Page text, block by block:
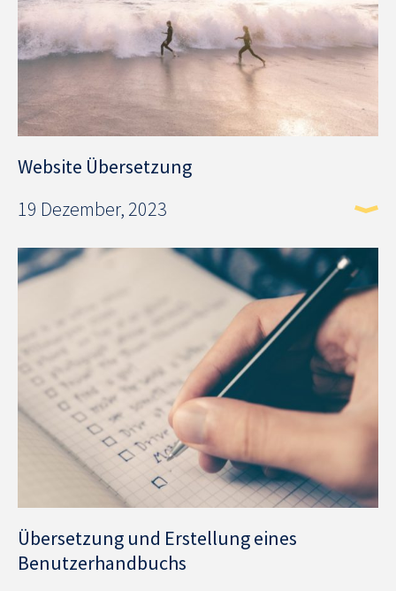
Website Übersetzung
19 Dezember, 2023
Übersetzung und Erstellung eines
Benutzerhandbuchs